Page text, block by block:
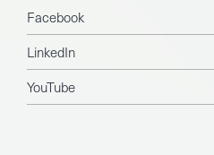
Facebook
LinkedIn
YouTube